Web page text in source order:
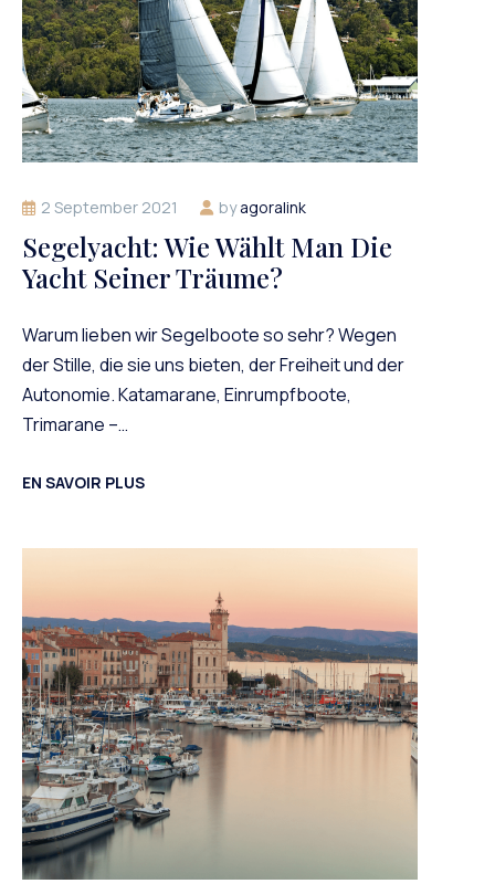
2 September 2021 byagoralink
Segelyacht: Wie Wählt Man Die
Yacht Seiner Träume?
Warum lieben wir Segelboote so sehr? Wegen
der Stille, die sie uns bieten, der Freiheit und der
Autonomie. Katamarane, Einrumpfboote,
Trimarane –…
EN SAVOIR PLUS